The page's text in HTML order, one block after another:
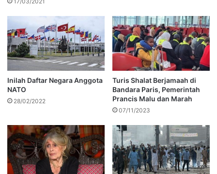
Inilah Daftar Negara Anggota
NATO
28/02/2022
Turis Shalat Berjamaah di
Bandara Paris, Pemerintah
Prancis Malu dan Marah
07/11/2023